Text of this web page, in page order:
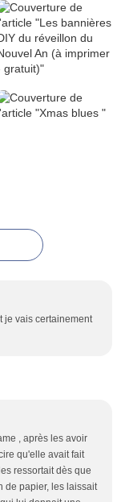
je vais certainement
, après les avoir
qu'elle avait fait
ressortait dès que
de papier, les laissait